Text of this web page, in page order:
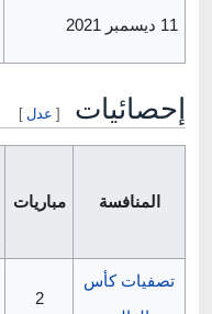
11 ديسمبر 2021
إحصائيات [ عدل ]
المنافسة مباريات
تصفيات كأس
2